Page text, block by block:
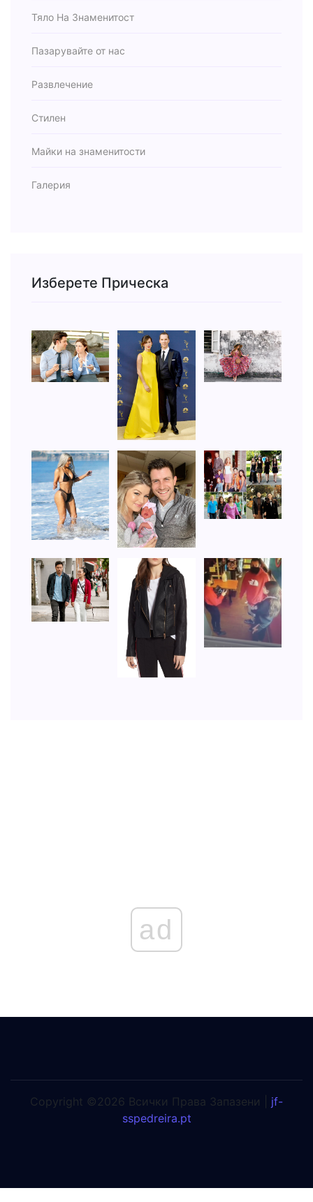
Тяло На Знаменитост
Пазарувайте от нас
Развлечение
Стилен
Майки на знаменитости
Галерия
Изберете Прическа
ad
Copyright ©2026 Всички Права Запазени | jf-
sspedreira.pt